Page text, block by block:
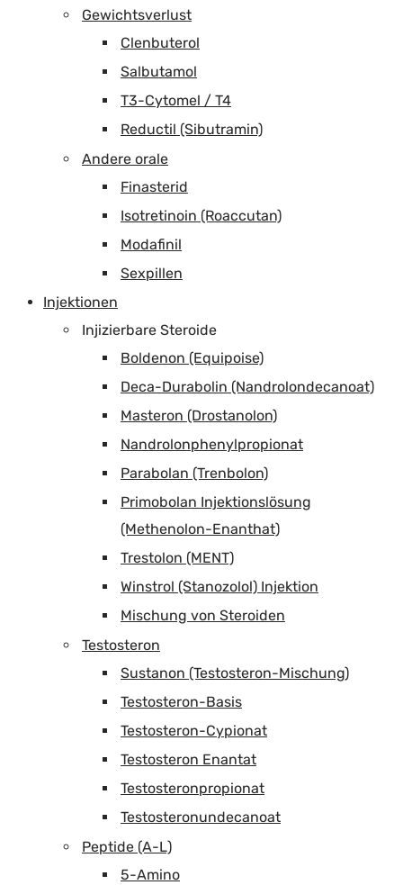
Gewichtsverlust
Clenbuterol
Salbutamol
T3-Cytomel / T4
Reductil (Sibutramin)
Andere orale
Finasterid
Isotretinoin (Roaccutan)
Modafinil
Sexpillen
Injektionen
Injizierbare Steroide
Boldenon (Equipoise)
Deca-Durabolin (Nandrolondecanoat)
Masteron (Drostanolon)
Nandrolonphenylpropionat
Parabolan (Trenbolon)
Primobolan Injektionslösung
(Methenolon-Enanthat)
Trestolon (MENT)
Winstrol (Stanozolol) Injektion
Mischung von Steroiden
Testosteron
Sustanon (Testosteron-Mischung)
Testosteron-Basis
Testosteron-Cypionat
Testosteron Enantat
Testosteronpropionat
Testosteronundecanoat
Peptide (A-L)
5-Amino